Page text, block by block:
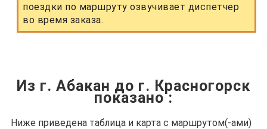
поездки по маршруту озвучивает диспетчер
во время заказа.
Из г. Абакан до г. Красногорск
показано:
Ниже приведена таблица и карта с маршрутом(-ами)